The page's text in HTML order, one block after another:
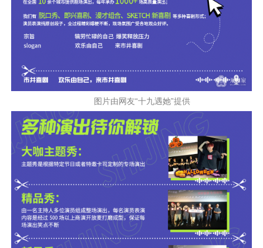
图片由网友“十九遇她”提供